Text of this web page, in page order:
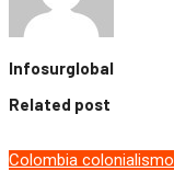
Infosurglobal
Related post
Colombia colonialismo